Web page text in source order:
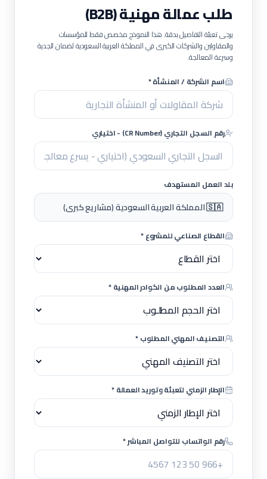
طلب عمالة مهنية (B2B)
يرجى تعبئة التفاصيل بدقة. هذا النموذج مخصص فقط للمؤسسات
والمقاولين والشركات الكبرى في المملكة العربية السعودية لضمان الجدية
وسرعة المعالجة.
اسم الشركة / المنشأة *
رقم السجل التجاري (CR Number) - اختياري
بلد العمل المستهدف
🇸🇦 المملكة العربية السعودية (مشاريع كبرى)
القطاع الصناعي للمشروع *
العدد المطلوب من الكوادر المهنية *
التصنيف المهني المطلوب *
الإطار الزمني لتعبئة وتوريد العمالة *
رقم الواتساب للتواصل المباشر *